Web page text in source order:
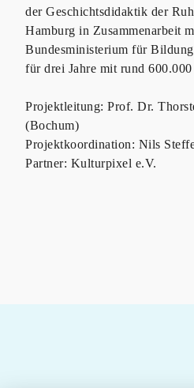
der Geschichtsdidaktik der
Hamburg in Zusammenarbeit
Bundesministerium für
für drei Jahre mit rund
Projektleitung: Prof. Dr.
(Bochum)
Projektkoordination: Nils
Partner: Kulturpixel e.V.